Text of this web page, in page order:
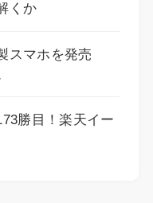
くか
スマホを発売
勝目！楽天イー